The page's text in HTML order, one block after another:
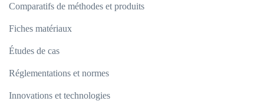
Comparatifs de méthodes et produits
Fiches matériaux
Études de cas
Réglementations et normes
Innovations et technologies